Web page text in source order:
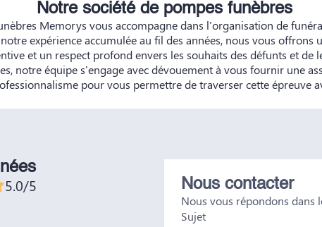
Notre société de pompes funèbres
Memorys vous accompagne dans l'organisation de
expérience accumulée au fil des années, nous vous offrons
et un respect profond envers les souhaits des défunts et de
notre équipe s'engage avec dévouement à vous fournir une
pour vous permettre de traverser cette épreuve
5.0/5
Not No
Nous contacter
Nous vous répondons dans
Sujet